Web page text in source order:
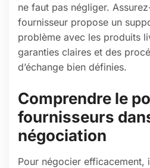
ne faut pas négliger.
fournisseur propose un
problème avec les produits
garanties claires et des
d’échange bien définies.
Comprendre le
fournisseurs
négociation
Pour négocier efficacement,